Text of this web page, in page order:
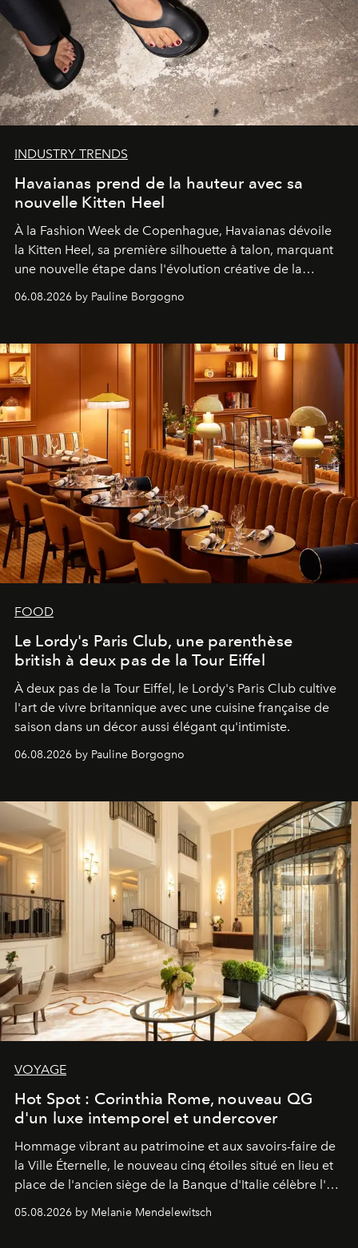
INDUSTRY TRENDS
Havaianas prend de la hauteur avec sa
nouvelle Kitten Heel
À la Fashion Week de Copenhague, Havaianas dévoile
la Kitten Heel, sa première silhouette à talon, marquant
une nouvelle étape dans l'évolution créative de la
06.08.2026 by Pauline Borgogno
FOOD
Le Lordy's Paris Club, une parenthèse
british à deux pas de la Tour Eiffel
À deux pas de la Tour Eiffel, le Lordy's Paris Club cultive
l'art de vivre britannique avec une cuisine française de
saison dans un décor aussi élégant qu'intimiste.
06.08.2026 by Pauline Borgogno
VOYAGE
Hot Spot : Corinthia Rome, nouveau QG
d'un luxe intemporel et undercover
Hommage vibrant au patrimoine et aux savoirs-faire de
la Ville Éternelle, le nouveau cinq étoiles situé en lieu et
place de l'ancien siège de la Banque d'Italie célèbre l'art
de vivre Romain dans toute son élégance intemporelle.
05.08.2026 by Melanie Mendelewitsch